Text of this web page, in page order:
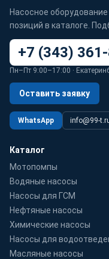
Насосное
позиций в каталоге.
+7 (343)
Пн–Пт 9:00–17:00 ·
Оставить заявку
WhatsApp info@99-
Каталог
Мотопомпы
Водяные насосы
Насосы для ГСМ
Нефтяные насосы
Химические насосы
Насосы для
Масляные насосы